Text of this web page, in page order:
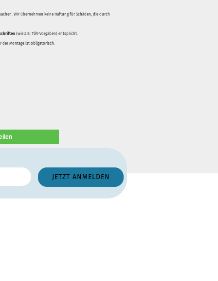
Wir übernehmen keine Haftung für Schäden, die durch
(wie z.B. TÜV-Vorgaben) entspricht.
der Montage ist obligatorisch.